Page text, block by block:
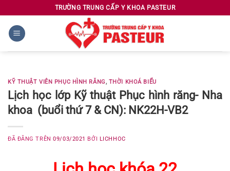
nội
dung
TRƯỜNG TRUNG CẤP Y KHOA PASTEUR
KỸ THUẬT VIÊN PHỤC HÌNH RĂNG, THỜI KHOÁ BIỂU
Lịch học lớp Kỹ thuật Phục hình răng- Nha
khoa (buổi thứ 7 & CN): NK22H-VB2
ĐÃ ĐĂNG TRÊN09/03/2021 BỞI LICHHOC